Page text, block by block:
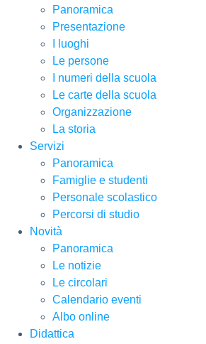
Panoramica
Presentazione
I luoghi
Le persone
I numeri della scuola
Le carte della scuola
Organizzazione
La storia
Servizi
Panoramica
Famiglie e studenti
Personale scolastico
Percorsi di studio
Novità
Panoramica
Le notizie
Le circolari
Calendario eventi
Albo online
Didattica